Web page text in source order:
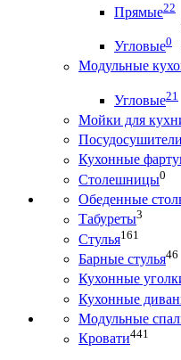
Прямые22
Угловые0
Модульные
Угловые21
Мойки для
Посудосушители
Кухонные
Столешницы0
Обеденные
Табуреты3
Стулья161
Барные стулья46
Кухонные
Кухонные
Модульные
Кровати441